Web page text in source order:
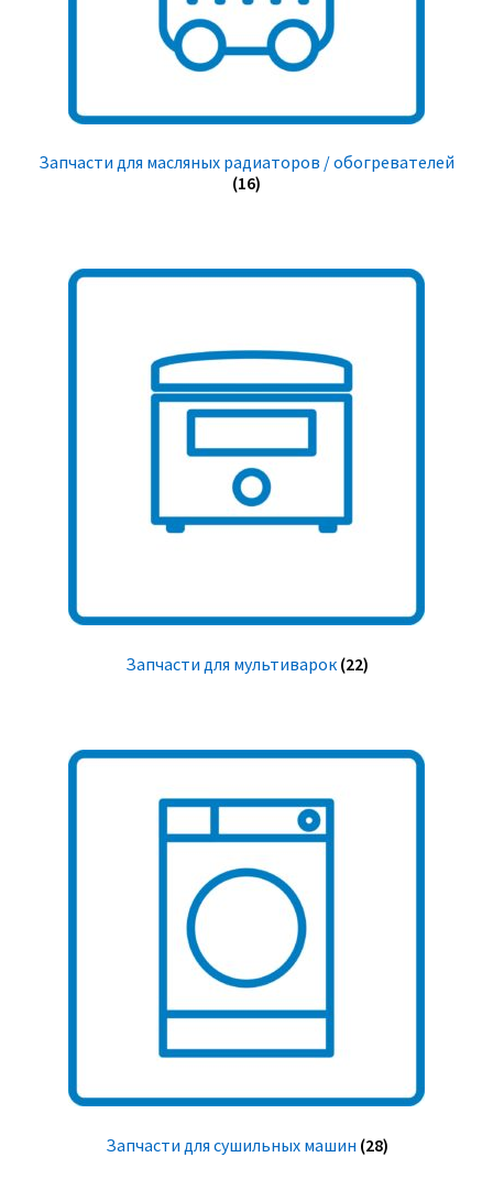
Запчасти для масляных радиаторов / обогревателей
(16)
Запчасти для мультиварок (22)
Запчасти для сушильных машин (28)